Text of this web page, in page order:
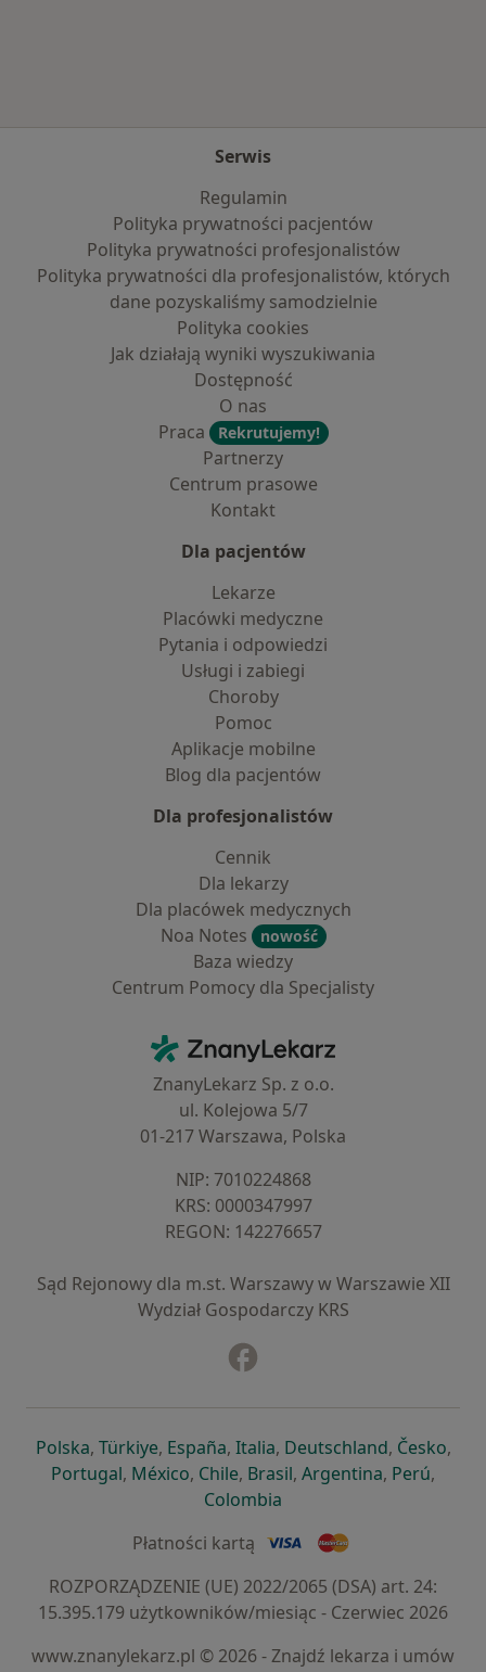
Serwis
Regulamin
Polityka prywatności pacjentów
Polityka prywatności profesjonalistów
Polityka prywatności dla profesjonalistów, których
dane pozyskaliśmy samodzielnie
Polityka cookies
Jak działają wyniki wyszukiwania
Dostępność
O nas
Praca
Rekrutujemy!
Partnerzy
Centrum prasowe
Kontakt
Dla pacjentów
Lekarze
Placówki medyczne
Pytania i odpowiedzi
Usługi i zabiegi
Choroby
Pomoc
Aplikacje mobilne
Blog dla pacjentów
Dla profesjonalistów
Cennik
Dla lekarzy
Dla placówek medycznych
Noa Notes
nowość
Baza wiedzy
Centrum Pomocy dla Specjalisty
ZnanyLekarz - Strona główna
ZnanyLekarz Sp. z o.o.
ul. Kolejowa 5/7
01-217 Warszawa, Polska
NIP: ⁠7010224868
KRS: ⁠0000347997
REGON: ⁠142276657
Sąd Rejonowy dla m.st. Warszawy w Warszawie XII
Wydział Gospodarczy KRS
Polskaotwiera się w nowej karcie
, Türkiyeotwiera się w nowej karcie
, Españaotwiera się w nowej karcie
, Italiaotwiera się w nowej
, Deutschlandotwiera się
, Česko,
Portugalotwiera się w nowej karcie
, Méxicootwiera się w nowej karcie
, Chileotwiera się w nowej karcie
, Brasilotwiera się w nowej
, Argentinaotwiera się
, Perú,
Colombia
Płatności kartą
ROZPORZĄDZENIE (UE) 2022/2065 (DSA) art. 24:
15.395.179 użytkowników/miesiąc - Czerwiec 2026
www.znanylekarz.pl © 2026 - Znajdź lekarza i umów